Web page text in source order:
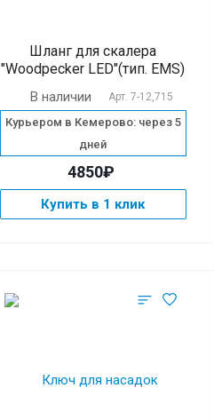
Шланг для скалера
"Woodpecker LED"(тип. EMS)
В наличии Арт.7-12,715
Курьером в Кемерово: через 5
дней
4850₽
Купить в 1 клик